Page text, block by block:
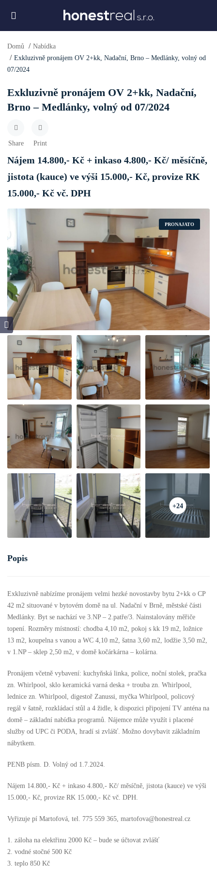
Domů
Nabídka
Exkluzivně pronájem OV 2+kk, Nadační, Brno – Medlánky, volný od
07/2024
Exkluzivně pronájem OV 2+kk, Nadační,
Brno – Medlánky, volný od 07/2024
Share Print
Nájem 14.800,- Kč + inkaso 4.800,- Kč/ měsíčně,
jistota (kauce) ve výši 15.000,- Kč, provize RK
15.000,- Kč vč. DPH
PRONAJATO
+24
Popis
Exkluzivně nabízíme pronájem velmi hezké novostavby bytu 2+kk o CP
42 m2 situované v bytovém domě na ul. Nadační v Brně, městské části
Medlánky. Byt se nachází ve 3.NP – 2.patře/3. Nainstalovány měřiče
topení. Rozměry místností: chodba 4,10 m2, pokoj s kk 19 m2, ložnice
13 m2, koupelna s vanou a WC 4,10 m2, šatna 3,60 m2, lodžie 3,50 m2,
v 1.NP – sklep 2,50 m2, v domě kočárkárna – kolárna.
Pronájem včetně vybavení: kuchyňská linka, police, noční stolek, pračka
zn. Whirlpool, sklo keramická varná deska + trouba zn. Whirlpool,
lednice zn. Whirlpool, digestoř Zanussi, myčka Whirlpool, policový
regál v šatně, rozkládací stůl a 4 židle, k dispozici připojení TV anténa na
domě – základní nabídka programů. Nájemce může využít i placené
služby od UPC či PODA, hradí si zvlášť. Možno dovybavit základním
nábytkem.
PENB písm. D. Volný od 1.7.2024.
Nájem 14.800,- Kč + inkaso 4.800,- Kč/ měsíčně, jistota (kauce) ve výši
15.000,- Kč, provize RK 15.000,- Kč vč. DPH.
Vyřizuje pí Martofová, tel. 775 559 365, martofova@honestreal.cz
1. záloha na elektřinu 2000 Kč – bude se účtovat zvlášť
2. vodné stočné 500 Kč
3. teplo 850 Kč